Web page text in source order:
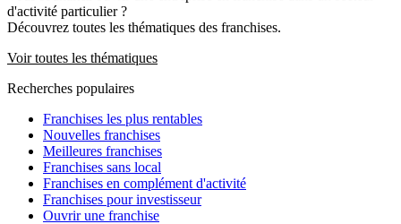
d'activité particulier ?
Découvrez toutes les thématiques des franchises.
Voir toutes les thématiques
Recherches populaires
Franchises les plus rentables
Nouvelles franchises
Meilleures franchises
Franchises sans local
Franchises en complément d'activité
Franchises pour investisseur
Ouvrir une franchise